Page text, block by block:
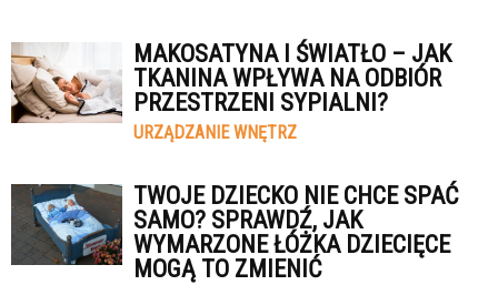
MAKOSATYNA I ŚWIATŁO – JAK
TKANINA WPŁYWA NA ODBIÓR
PRZESTRZENI SYPIALNI?
URZĄDZANIE WNĘTRZ
TWOJE DZIECKO NIE CHCE SPAĆ
SAMO? SPRAWDŹ, JAK
WYMARZONE ŁÓŻKA DZIECIĘCE
MOGĄ TO ZMIENIĆ